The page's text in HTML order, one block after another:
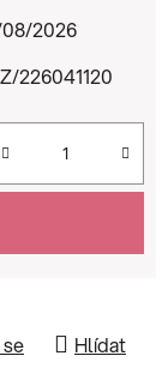
2026
226041120
Hlídat